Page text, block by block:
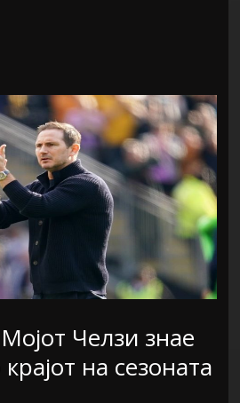
Челзи знае
на сезоната